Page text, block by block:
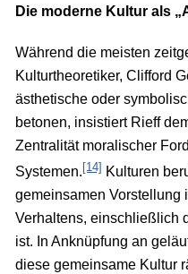
Die moderne Kultur als
Während die meisten
Kulturtheoretiker, Clifford
ästhetische oder
betonen, insistiert Rieff
Zentralität moralischer
Systemen. [14] Kulturen
gemeinsamen Vorstellung
Verhaltens, einschließlich
ist. In Anknüpfung an
diese gemeinsame Kultur